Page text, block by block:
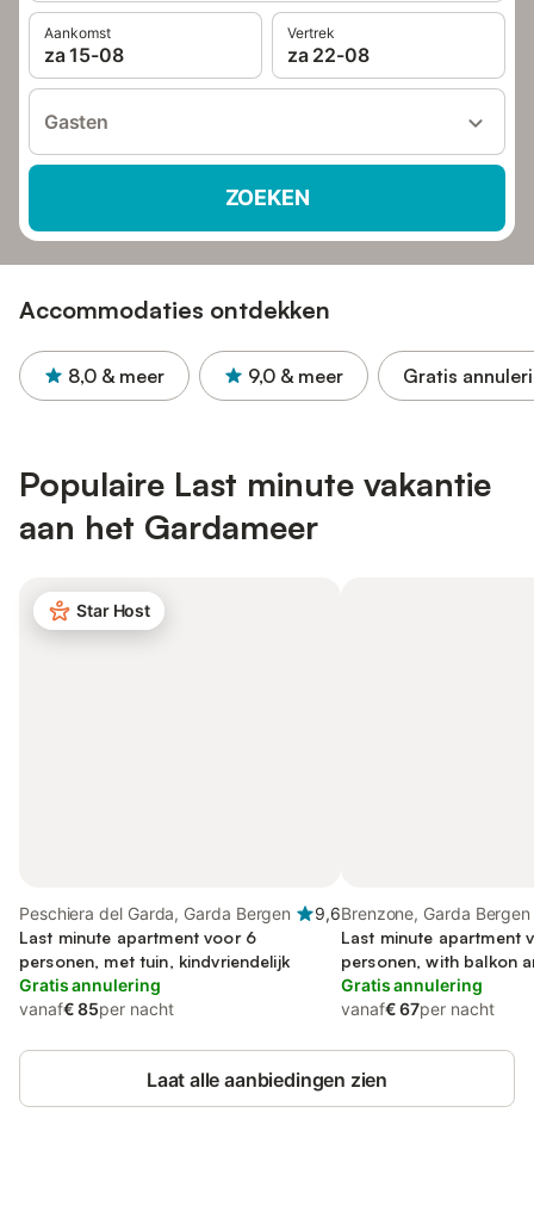
Aankomst
za 15-08
Vertrek
za 22-08
Gasten
ZOEKEN
Accommodaties ontdekken
8,0 & meer 9,0 & meer Gratis
Populaire Last minute vakantie
aan het Gardameer
Star Host
Peschiera del Garda, Garda Bergen
9,6
Last minute apartment voor 6
personen, met tuin, kindvriendelijk
Gratis annulering
vanaf€ 85per nacht
Brenzone, Garda Bergen
Last minute apartment
personen, with balkon
as uitzicht op het meer
Gratis annulering
vanaf€ 67per nacht
Laat alle aanbiedingen zien